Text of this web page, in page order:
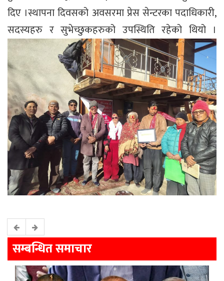
दिए ।स्थापना दिवसको अवसरमा प्रेस सेन्टरका पदाधिकारी,
सदस्यहरु र सुभेच्छुकहरुको उपस्थिति रहेको थियो ।
सम्बन्धित समाचार